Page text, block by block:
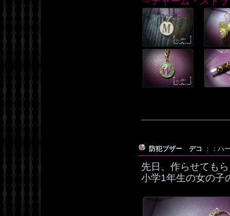
防犯ブザー デコ ：：ハ
先日、作らせても
小学1年生の女の子